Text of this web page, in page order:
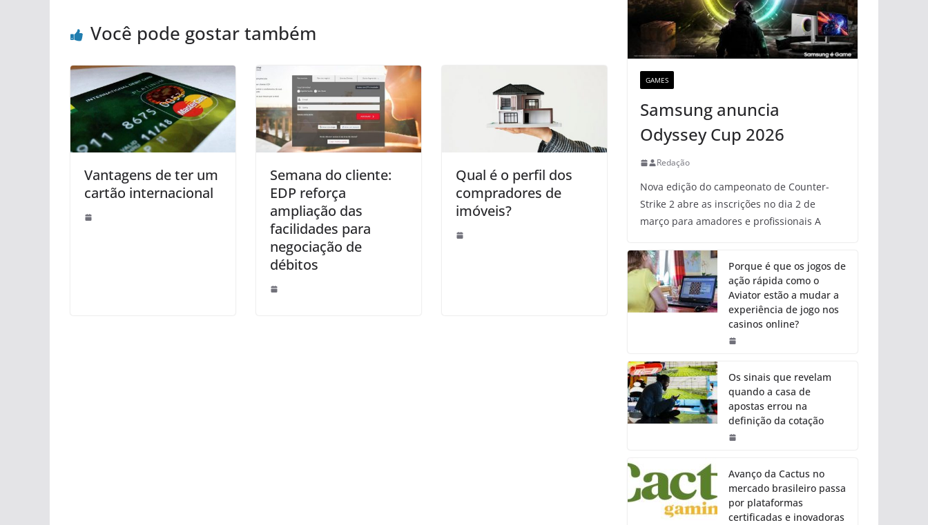
Você pode gostar também
Vantagens de ter um
cartão internacional
Semana do cliente:
EDP reforça
ampliação das
facilidades para
negociação de
débitos
Qual é o perfil dos
compradores de
imóveis?
GAMES
Samsung anuncia
Odyssey Cup 2026
Redação
Nova edição do campeonato de Counter-
Strike 2 abre as inscrições no dia 2 de
março para amadores e profissionais A
Porque é que os jogos de
ação rápida como o
Aviator estão a mudar a
experiência de jogo nos
casinos online?
Os sinais que revelam
quando a casa de
apostas errou na
definição da cotação
Avanço da Cactus no
mercado brasileiro passa
por plataformas
certificadas e inovadoras